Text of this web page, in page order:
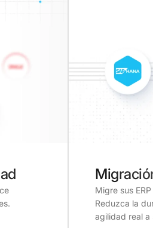
Migre sus
Reduzca la
agilidad real a